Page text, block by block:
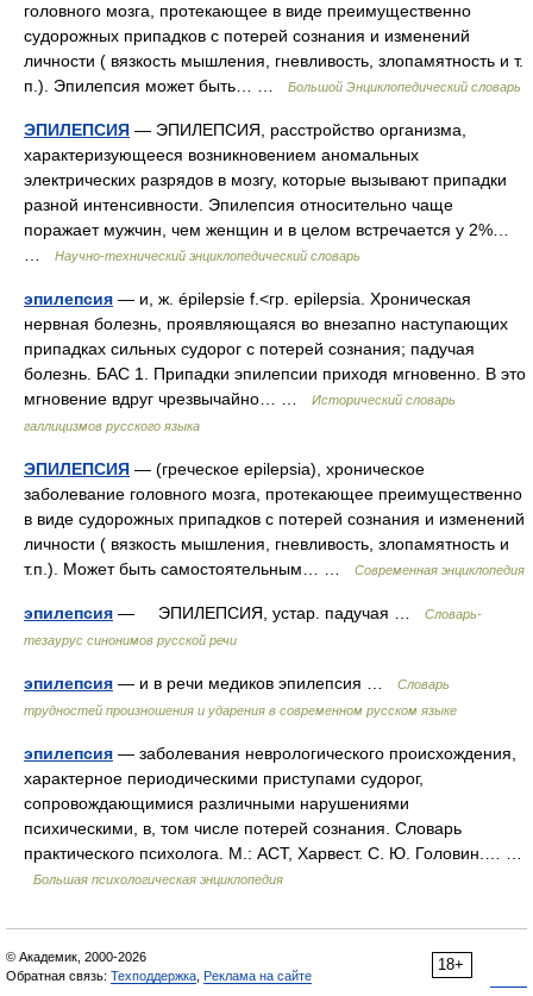
головного мозга, протекающее в виде преимущественно
судорожных припадков с потерей сознания и изменений
личности ( вязкость мышления, гневливость, злопамятность и т.
п.). Эпилепсия может быть… …
Большой Энциклопедический словарь
ЭПИЛЕПСИЯ — ЭПИЛЕПСИЯ, расстройство организма,
характеризующееся возникновением аномальных
электрических разрядов в мозгу, которые вызывают припадки
разной интенсивности. Эпилепсия относительно чаще
поражает мужчин, чем женщин и в целом встречается у 2%…
Научно-технический энциклопедический словарь
эпилепсия — и, ж. épilepsie f.<гр. epilepsia. Хроническая
нервная болезнь, проявляющаяся во внезапно наступающих
припадках сильных судорог с потерей сознания; падучая
болезнь. БАС 1. Припадки эпилепсии приходя мгновенно. В это
мгновение вдруг чрезвычайно… …
Исторический словарь
галлицизмов русского языка
ЭПИЛЕПСИЯ — (греческое epilepsia), хроническое
заболевание головного мозга, протекающее преимущественно
в виде судорожных припадков с потерей сознания и изменений
личности ( вязкость мышления, гневливость, злопамятность и
т.п.). Может быть самостоятельным… …
Современная энциклопедия
эпилепсия — ЭПИЛЕПСИЯ, устар. падучая …
Словарь-
тезаурус синонимов русской речи
эпилепсия — и в речи медиков эпилепсия …
Словарь
трудностей произношения и ударения в современном русском языке
эпилепсия — заболевания неврологического происхождения,
характерное периодическими приступами судорог,
сопровождающимися различными нарушениями
психическими, в, том числе потерей сознания. Словарь
практического психолога. М.: АСТ, Харвест. С. Ю. Головин.… …
Большая психологическая энциклопедия
18+
© Академик, 2000-2026
Обратная связь: Техподдержка Реклама на сайте